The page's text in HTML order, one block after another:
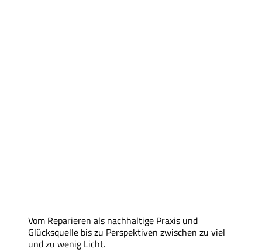
Vom Reparieren als nachhaltige Praxis und
Glücksquelle bis zu Perspektiven zwischen zu viel
und zu wenig Licht.